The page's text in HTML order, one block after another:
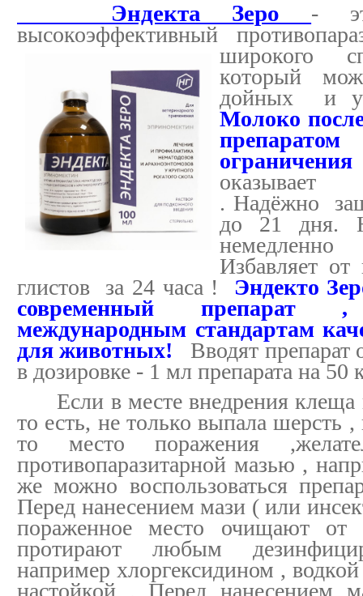
Эндекта Зеро -
высокоэффективный
широкого
который
дойных и у
Молоко
оказывает
. Надёжно
до 21 дня.
Избавляет
глистов за 24 часа !
Эндекто
современный препарат ,
международным стандартам
для животных!
Вводят препарат
в дозировке - 1 мл препарата на 50
Если в месте внедрения клеща
то есть, не только выпала шерсть
то место поражения
противопаразитарной мазью ,
же можно воспользоваться
Перед нанесением мази ( или
пораженное место очищают
протирают любым
например хлоргексидином ,
настойкой . Перед нанесением